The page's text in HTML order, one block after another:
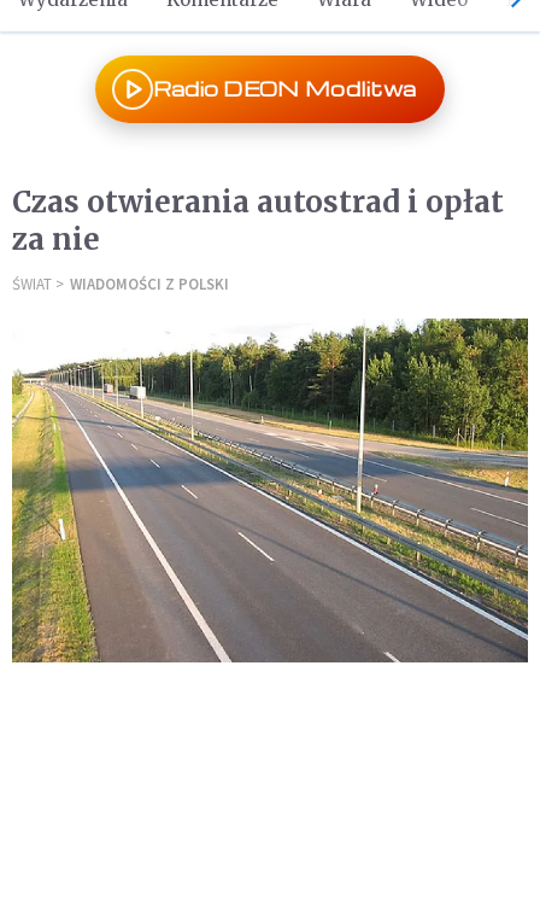
Radio DEON Modlitwa
Czas otwierania autostrad i opłat
za nie
ŚWIAT WIADOMOŚCI Z POLSKI